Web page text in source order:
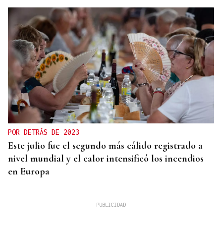
POR DETRÁS DE 2023
Este julio fue el segundo más cálido registrado a
nivel mundial y el calor intensificó los incendios
en Europa